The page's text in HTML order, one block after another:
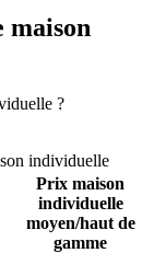
maison
?
individuelle
Prix maison
individuelle
moyen/haut de
gamme